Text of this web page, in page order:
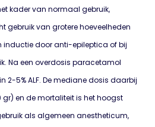
kader van normaal gebruik,
gebruik van grotere hoeveelheden
inductie door anti-epileptica of bij
Na een overdosis paracetamol
2-5% ALF. De mediane dosis daarbij
gr) en de mortaliteit is het hoogst
als algemeen anestheticum,